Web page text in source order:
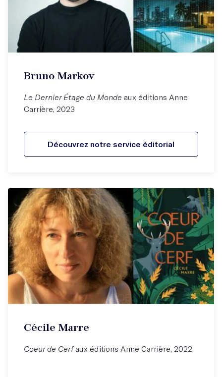
Bruno Markov
Le Dernier Étage du Monde aux éditions Anne
Carrière, 2023
Découvrez notre service éditorial
Cécile Marre
Coeur de Cerfaux éditions Anne Carrière, 2022